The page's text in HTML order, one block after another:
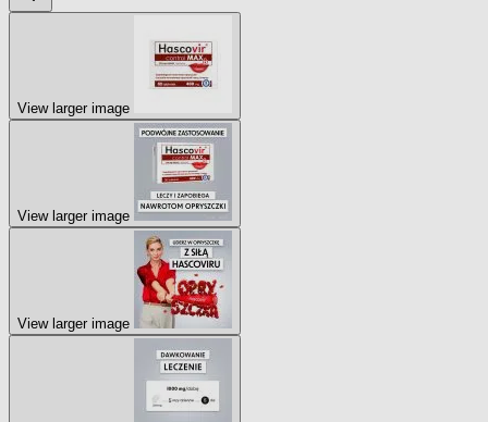
View larger image
View larger image
View larger image